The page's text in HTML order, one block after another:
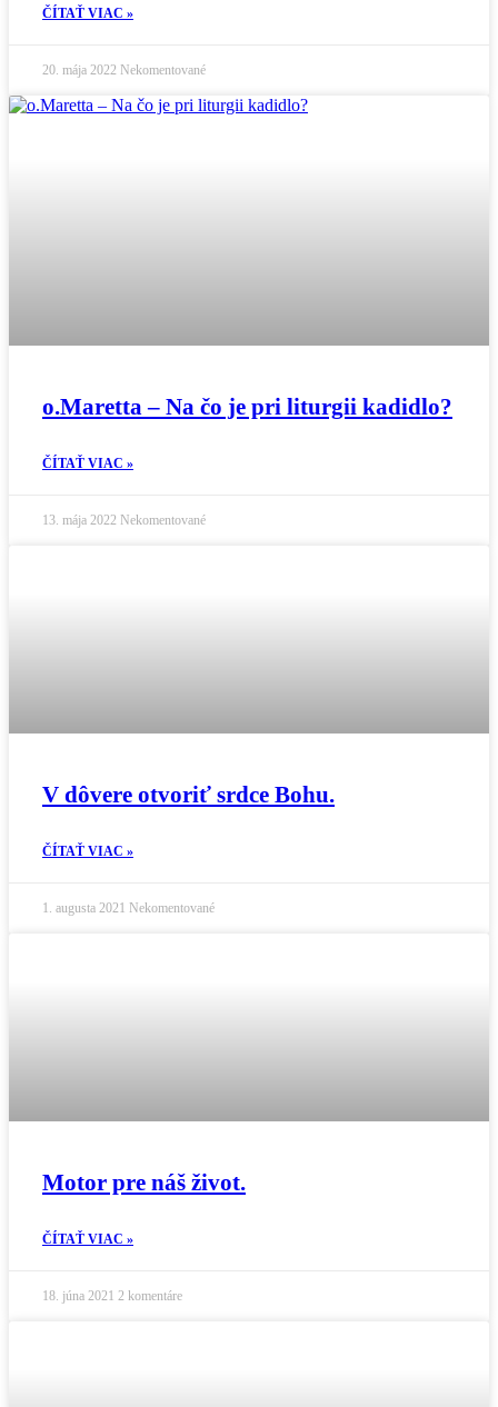
ČÍTAŤ VIAC »
20. mája 2022 Nekomentované
o.Maretta – Na čo je pri liturgii kadidlo?
ČÍTAŤ VIAC »
13. mája 2022 Nekomentované
V dôvere otvoriť srdce Bohu.
ČÍTAŤ VIAC »
1. augusta 2021 Nekomentované
Motor pre náš život.
ČÍTAŤ VIAC »
18. júna 2021 2 komentáre